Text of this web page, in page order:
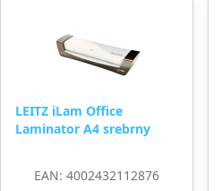
LEITZ iLam Office
Laminator A4 srebrny
EAN: 4002432112876